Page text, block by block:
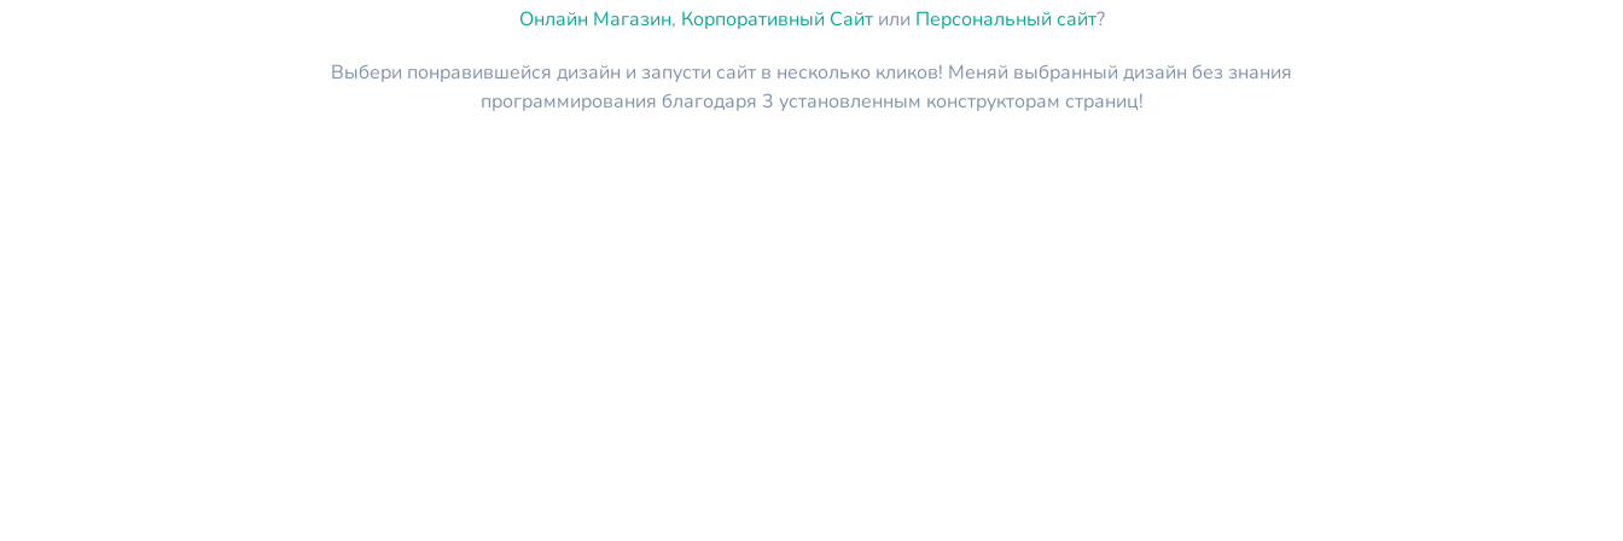
Онлайн Магазин, Корпоративный Сайтили Персональный сайт?
Выбери понравившейся дизайн и запусти сайт в несколько кликов! Меняй выбранный дизайн без знания
программирования благодаря 3 установленным конструкторам страниц!